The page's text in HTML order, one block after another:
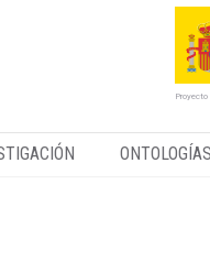
ONTOLOGÍAS